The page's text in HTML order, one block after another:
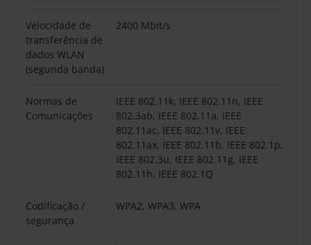
Velocidade de
transferência de
dados WLAN
(segunda banda)
2400 Mbit/s
Normas de
Comunicações
IEEE 802.11k, IEEE 802.11n, IEEE
802.3ab, IEEE 802.11a, IEEE
802.11ac, IEEE 802.11v, IEEE
802.11ax, IEEE 802.11b, IEEE 802.1p,
IEEE 802.3u, IEEE 802.11g, IEEE
802.11h, IEEE 802.1Q
Codificação /
segurança
WPA2, WPA3, WPA